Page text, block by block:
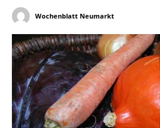
Wochenblatt Neumarkt